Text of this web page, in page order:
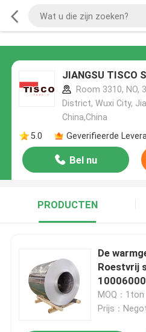
JIANGSU TISCO
Room 3310, NO,
District, Wuxi City,
China,China
5.0
Geverifieerde
Bel nu
PRODUCTEN
De
Roestvrij
MOQ：1ton
Prijs：